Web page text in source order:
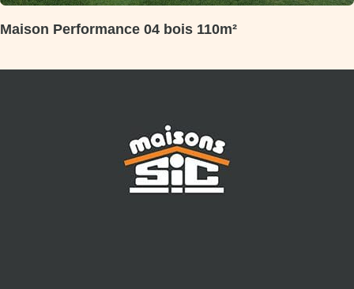
Maison Performance 04 bois 110m²